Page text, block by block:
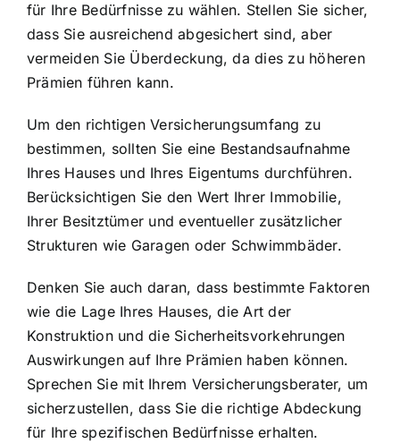
für Ihre Bedürfnisse zu wählen. Stellen Sie sicher,
dass Sie ausreichend abgesichert sind, aber
vermeiden Sie Überdeckung, da dies zu höheren
Prämien führen kann.
Um den richtigen Versicherungsumfang zu
bestimmen, sollten Sie eine Bestandsaufnahme
Ihres Hauses und Ihres Eigentums durchführen.
Berücksichtigen Sie den Wert Ihrer Immobilie,
Ihrer Besitztümer und eventueller zusätzlicher
Strukturen wie Garagen oder Schwimmbäder.
Denken Sie auch daran, dass bestimmte Faktoren
wie die Lage Ihres Hauses, die Art der
Konstruktion und die Sicherheitsvorkehrungen
Auswirkungen auf Ihre Prämien haben können.
Sprechen Sie mit Ihrem Versicherungsberater, um
sicherzustellen, dass Sie die richtige Abdeckung
für Ihre spezifischen Bedürfnisse erhalten.